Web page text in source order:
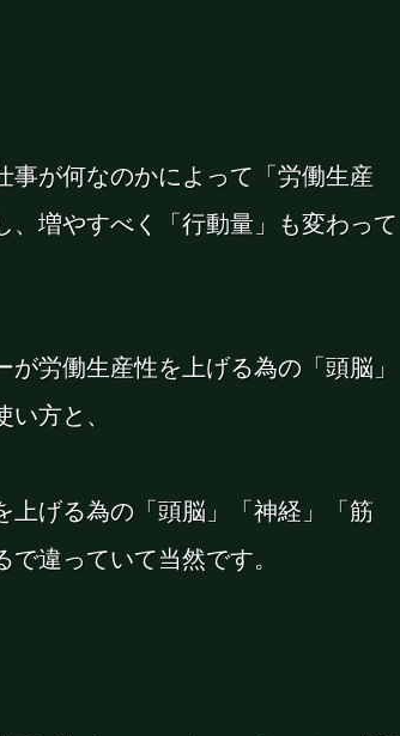
事が何なのかによって「労働生産
、増やすべく「行動量」も変わって
労働生産性を上げる為の「頭脳」
い方と、
上げる為の「頭脳」「神経」「筋
違っていて当然です。